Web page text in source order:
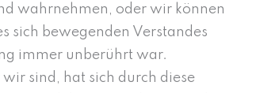
wahrnehmen, oder wir können
sich bewegenden Verstandes
immer unberührt war.
sind, hat sich durch diese